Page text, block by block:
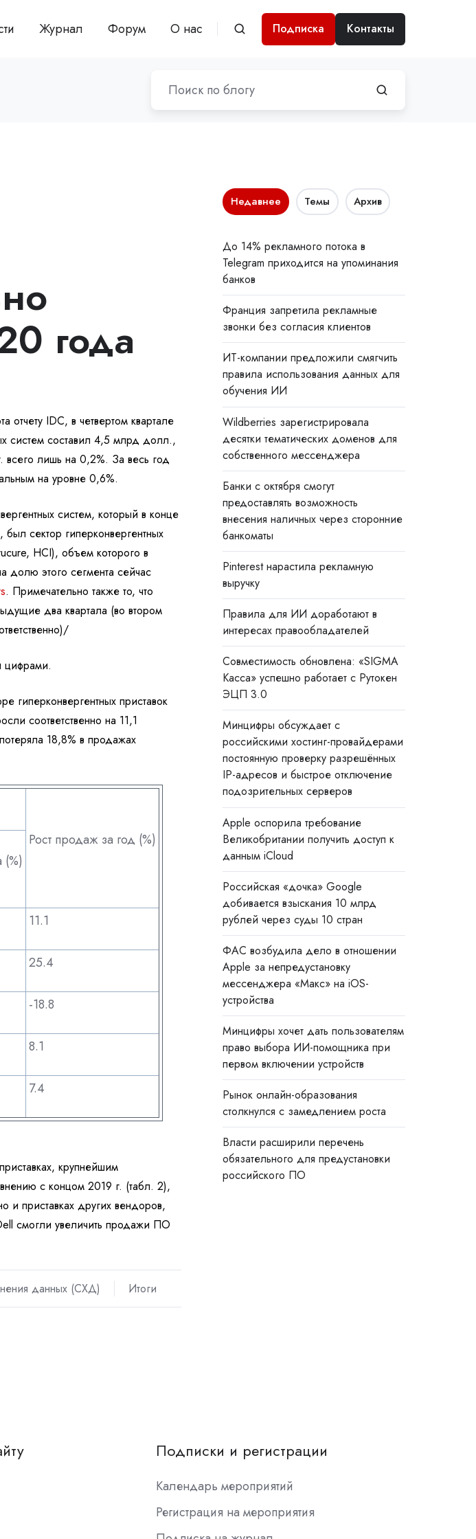
Журнал Форум О нас Подписка Контакты
года
отчету IDC, в четвертом квартале
систем составил 4,5 млрд долл.,
всего лишь на 0,2%. За весь год
на уровне 0,6%.
систем, который в конце
сектор гиперконвергентных
HCI), объем которого в
долю этого сегмента сейчас
. Примечательно также то, что
два квартала (во втором
цифрами.
гиперконвергентных приставок
соответственно на 11,1
18,8% в продажах
Рост продаж за год (%)
11.1
25.4
-18.8
8.1
7.4
крупнейшим
с концом 2019 г. (табл. 2),
и приставках других вендоров,
смогли увеличить продажи ПО
данных (СХД) Итоги
Недавнее Темы Архив
До 14% рекламного потока в
Telegram приходится на упоминания
банков
Франция запретила рекламные
звонки без согласия клиентов
ИТ-компании предложили смягчить
правила использования данных для
обучения ИИ
Wildberries зарегистрировала
десятки тематических доменов для
собственного мессенджера
Банки с октября смогут
предоставлять возможность
внесения наличных через сторонние
банкоматы
Pinterest нарастила рекламную
выручку
Правила для ИИ доработают в
интересах правообладателей
Совместимость обновлена: «SIGMA
Касса» успешно работает с Рутокен
ЭЦП 3.0
Минцифры обсуждает с
российскими хостинг-провайдерами
постоянную проверку разрешённых
IP-адресов и быстрое отключение
подозрительных серверов
Apple оспорила требование
Великобритании получить доступ к
данным iCloud
Российская «дочка» Google
добивается взыскания 10 млрд
рублей через суды 10 стран
ФАС возбудила дело в отношении
Apple за непредустановку
мессенджера «Макс» на iOS-
устройства
Минцифры хочет дать пользователям
право выбора ИИ-помощника при
первом включении устройств
Рынок онлайн-образования
столкнулся с замедлением роста
Власти расширили перечень
обязательного для предустановки
российского ПО
Подписки и регистрации
Календарь мероприятий
Регистрация на мероприятия